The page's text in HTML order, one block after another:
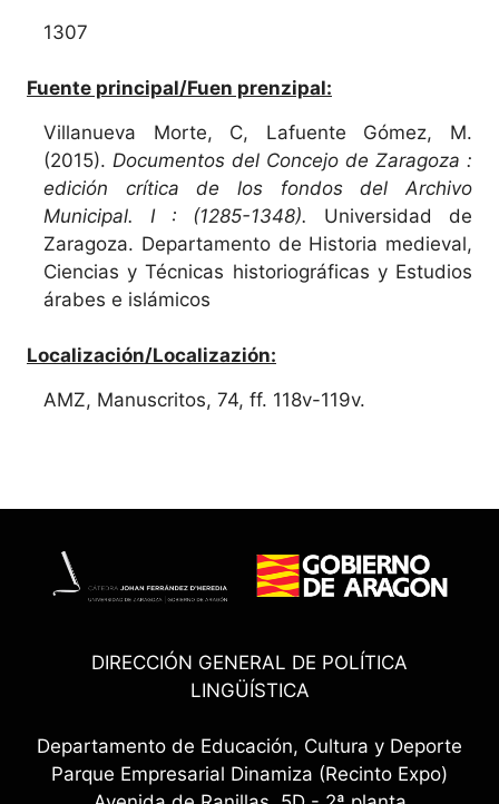
1307
Fuente principal/Fuen prenzipal:
Villanueva Morte, C, Lafuente Gómez, M.
(2015). Documentos del Concejo de Zaragoza :
edición crítica de los fondos del Archivo
Municipal. I : (1285-1348).
Universidad de
Zaragoza. Departamento de Historia medieval,
Ciencias y Técnicas historiográficas y Estudios
árabes e islámicos
Localización/Localizazión:
AMZ, Manuscritos, 74, ff. 118v-119v.
DIRECCIÓN GENERAL DE POLÍTICA
LINGÜÍSTICA
Departamento de Educación, Cultura y Deporte
Parque Empresarial Dinamiza (Recinto Expo)